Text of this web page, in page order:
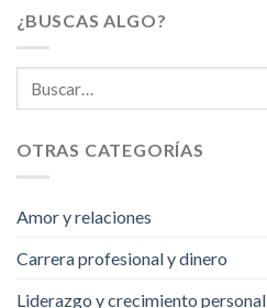
¿BUSCAS ALGO?
OTRAS CATEGORÍAS
Amor y relaciones
Carrera profesional y dinero
Liderazgo y crecimiento personal